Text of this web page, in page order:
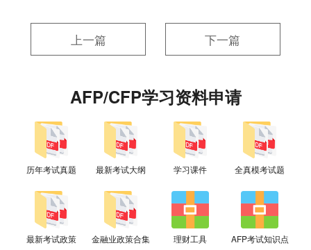
上一篇 下一篇
AFP/CFP学习资料申请
历年考试真题 最新考试大纲 学习课件 全真模考试题
最新考试政策 金融业政策合集 理财工具 AFP考试知识点